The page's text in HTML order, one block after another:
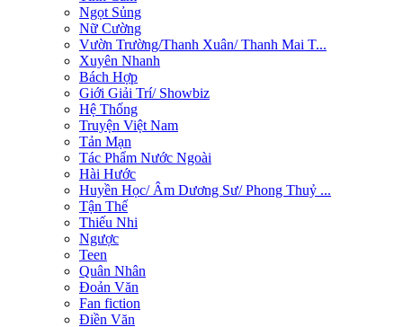
Ngọt Sủng
Nữ Cường
Vườn Trường/Thanh Xuân/ Thanh Mai T...
Xuyên Nhanh
Bách Hợp
Giới Giải Trí/ Showbiz
Hệ Thống
Truyện Việt Nam
Tản Mạn
Tác Phẩm Nước Ngoài
Hài Hước
Huyền Học/ Âm Dương Sư/ Phong Thuỷ ...
Tận Thế
Thiếu Nhi
Ngược
Teen
Quân Nhân
Đoản Văn
Fan fiction
Điền Văn